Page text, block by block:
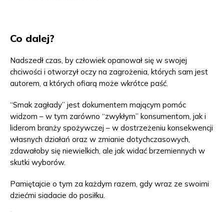
Co dalej?
Nadszedł czas, by człowiek opanował się w swojej
chciwości i otworzył oczy na zagrożenia, których sam jest
autorem, a których ofiarą może wkrótce paść.
“Smak zagłady” jest dokumentem mającym pomóc
widzom – w tym zarówno “zwykłym” konsumentom, jak i
liderom branży spożywczej – w dostrzeżeniu konsekwencji
własnych działań oraz w zmianie dotychczasowych,
zdawałoby się niewielkich, ale jak widać brzemiennych w
skutki wyborów.
Pamiętajcie o tym za każdym razem, gdy wraz ze swoimi
dziećmi siadacie do posiłku.